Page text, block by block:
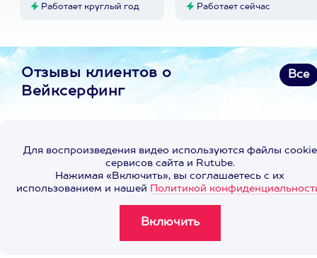
Работает круглый год Работает сейчас
Отзывы клиентов о
Вейксерфинг
Все
Для воспроизведения видео используются файлы cookie
сервисов сайта и Rutube.
Нажимая «Включить», вы соглашаетесь с их
использованием и нашей Политикой